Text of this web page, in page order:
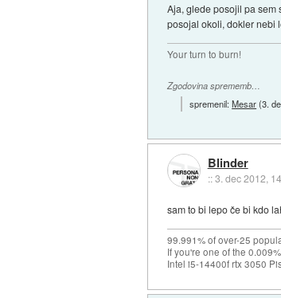
Aja, glede posojil pa sem
posojal okoli, dokler nebi
Your turn to burn!
Zgodovina sprememb…
spremenil:Mesar(3.
Blinder
::3. dec 2012,
sam to bi lepo če bi kdo
99.991% of over-25
If you're one of the
Intel i5-14400f rtx 3050